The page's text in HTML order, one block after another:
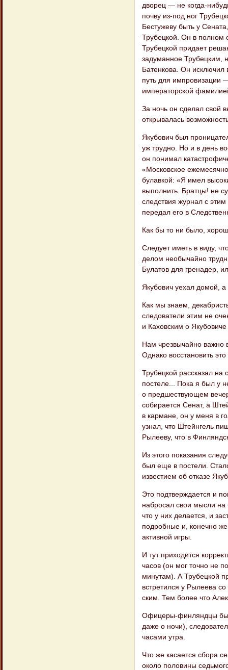
дворец — не когда-
почву из-под ног
Бестужеву быть у
Трубецкой. Он в полном
Тру​бецкой придает
задуманное Тру​бецким,
Батенкова. Он исключил
путь для импровизации
император​ской
За ночь он сделал свой
открывалась
Якубович был
уж труд​но. Но и в день
он понимал
«Московское
булавкой: «Я имел
выполнить. Братцы! не
следствия журнал с
передал его в
Как бы то ни было,
Следует иметь в виду,
делом необычайно
Булатов для гренадер,
Якубович уехал домой,
Как мы знаем,
следователи этим не
и Каховским о
Нам чрезвычайно важно
Однако восстановить
Трубецкой рассказал на
постеле... Пока я был у
о предшествую​щем
собирается Сенат, а
в кармане, он у меня в
узнал, что Штейнгель
Рылееву, что в
Из этого показания
был еще в постели.
известием об отказе
Это подтверждается и
набросал свои мысли на
что у них делается, и
подробные и, конечно
активной игры.
И тут приходится
часов (он мог точно не
минутам). А Трубецкой
встретился у Рылеева
ским. Тем более что
Офицеры-финляндцы
даже о ночи),
часами утра.
Что же касается сбора
около полови​ны